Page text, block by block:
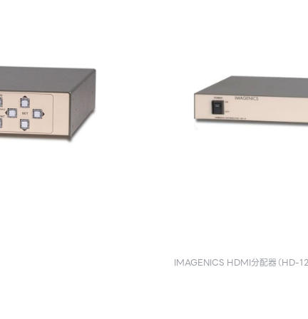
IMAGENICS HDMI分配器（HD-